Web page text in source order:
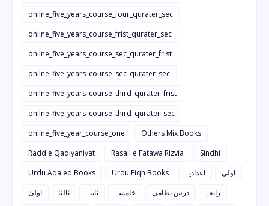
onilne_five_years_course_four_qurater_sec
onilne_five_years_course_frist_qurater_sec
onilne_five_years_course_sec_qurater_frist
onilne_five_years_course_sec_qurater_sec
onilne_five_years_course_third_qurater_frist
onilne_five_years_course_third_qurater_sec
online_five_year_course_one
Others Mix Books
Radd e Qadiyaniyat
Rasail e Fatawa Rizvia
Sindhi
Urdu Aqa'ed Books
Urdu Fiqh Books اعدادیہ
اولی
اولیٰ
ثالثا ثانیہ خامسہ درس نظامی
رابعہ